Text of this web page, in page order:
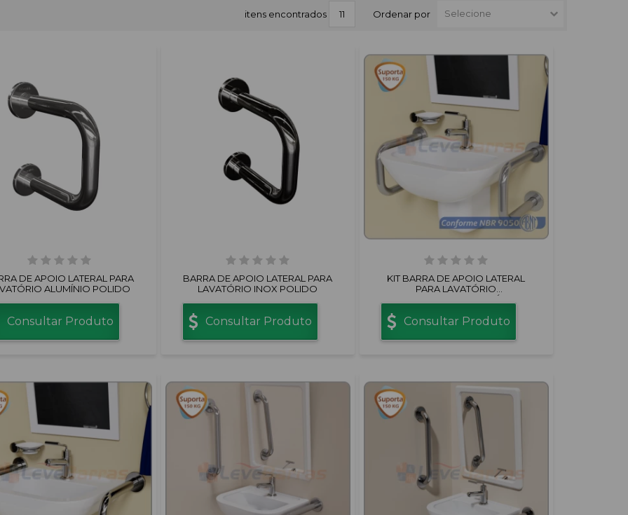
itens encontrados 11 Ordenar por
DE APOIO LATERAL PARA
ALUMÍNIO POLIDO
Consultar Produto
BARRA DE APOIO LATERAL PARA
LAVATÓRIO INOX POLIDO
Consultar Produto
KIT BARRA DE APOIO LATERAL
PARA LAVATÓRIO
CENTRALIZADO ALUMÍNIO
Consultar Produto